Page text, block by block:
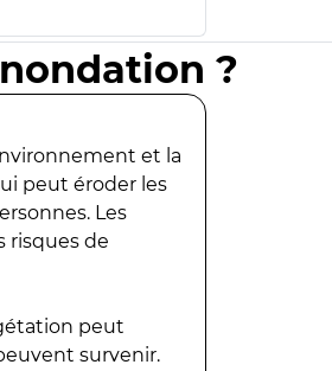
?
et la
peut éroder les
Les
risques de
peut
survenir.